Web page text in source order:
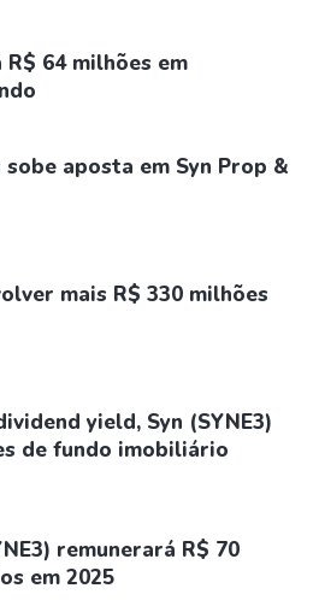
R$ 64 milhões em
aposta em Syn Prop &
mais R$ 330 milhões
yield, Syn (SYNE3)
de fundo imobiliário
remunerará R$ 70
em 2025